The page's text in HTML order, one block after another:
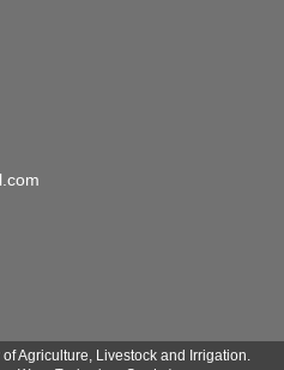
Agriculture, Livestock and Irrigation.